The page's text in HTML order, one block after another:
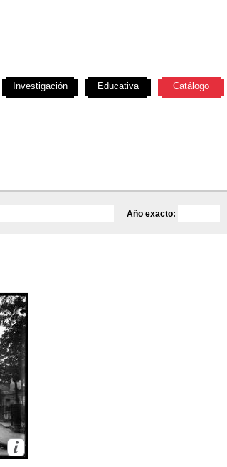
Año exacto:
Investigación Educativa Catálogo